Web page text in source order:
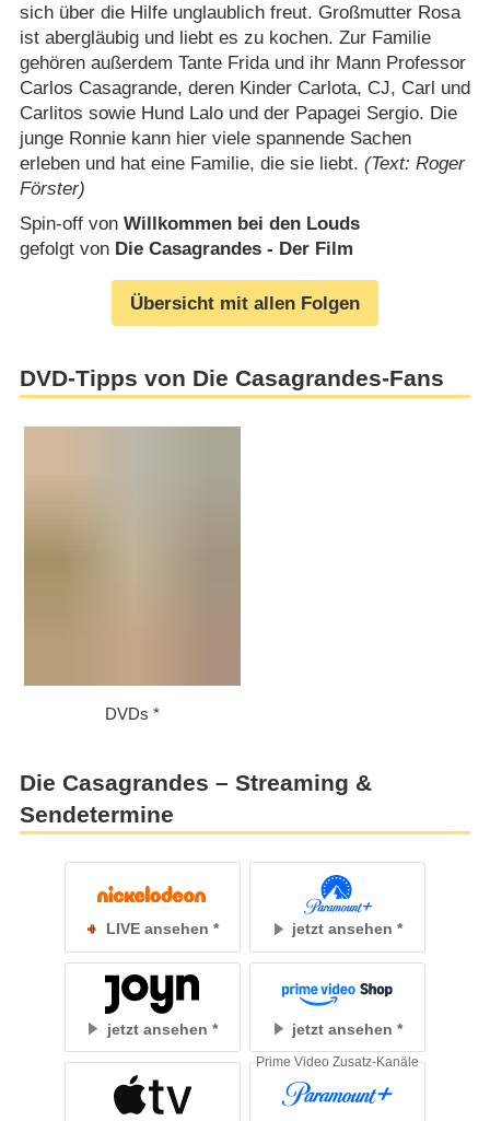
sich über die Hilfe unglaublich freut. Großmutter Rosa
ist abergläubig und liebt es zu kochen. Zur Familie
gehören außerdem Tante Frida und ihr Mann Professor
Carlos Casagrande, deren Kinder Carlota, CJ, Carl und
Carlitos sowie Hund Lalo und der Papagei Sergio. Die
junge Ronnie kann hier viele spannende Sachen
erleben und hat eine Familie, die sie liebt. (Text: Roger
Förster)
Spin-off von Willkommen bei den Louds
gefolgt von Die Casagrandes - Der Film
Übersicht mit allen Folgen
DVD-Tipps von Die Casagrandes-Fans
DVDs
Die Casagrandes – Streaming &
Sendetermine
LIVE ansehen jetzt ansehen
jetzt ansehen jetzt ansehen
Prime Video Zusatz-Kanäle